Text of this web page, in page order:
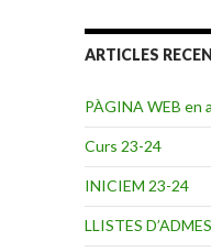
ARTICLES
PÀGINA WEB en
Curs 23-24
INICIEM 23-24
LLISTES